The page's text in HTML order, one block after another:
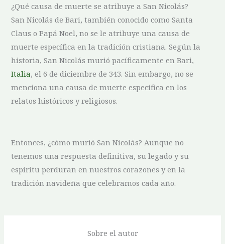
¿Qué causa de muerte se ⁣atribuye a San Nicolás?
San Nicolás de Bari, también conocido como Santa
Claus o Papá Noel, no se le atribuye una causa de
muerte específica ⁣en la⁤ tradición cristiana. Según ⁣la
historia, San Nicolás murió pacíficamente en⁣ Bari,‌
Italia, el 6 de⁢ diciembre de 343. Sin‍ embargo, no ‍se
‍menciona⁤ una causa de muerte específica ⁢en los
relatos históricos y religiosos.
Entonces, ¿cómo murió San​ Nicolás? Aunque no
tenemos una‌ respuesta definitiva, su legado y su⁢
espíritu perduran en nuestros corazones y ‍en la
tradición navideña que ⁣celebramos ⁤cada ⁣año.
Sobre el autor